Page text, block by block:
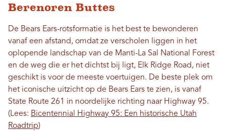
Berenoren Buttes
De Bears Ears-rotsformatie is het best te bewonderen
vanaf een afstand, omdat ze verscholen liggen in het
oplopende landschap van de Manti-La Sal National Forest
en de weg die er het dichtst bij ligt, Elk Ridge Road, niet
geschikt is voor de meeste voertuigen. De beste plek om
het iconische uitzicht op de Bears Ears te zien, is vanaf
State Route 261 in noordelijke richting naar Highway 95.
(Lees: Bicentennial Highway 95: Een historische Utah
Roadtrip)